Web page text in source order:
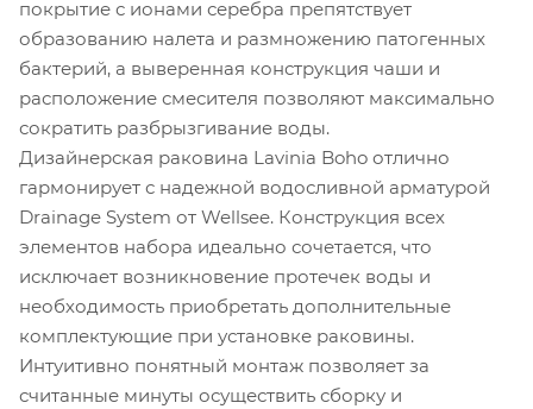
покрытие с ионами серебра препятствует
образованию налета и размножению патогенных
бактерий, а выверенная конструкция чаши и
расположение смесителя позволяют максимально
сократить разбрызгивание воды.
Дизайнерская раковина Lavinia Boho отлично
гармонирует с надежной водосливной арматурой
Drainage System от Wellsee. Конструкция всех
элементов набора идеально сочетается, что
исключает возникновение протечек воды и
необходимость приобретать дополнительные
комплектующие при установке раковины.
Интуитивно понятный монтаж позволяет за
считанные минуты осуществить сборку и